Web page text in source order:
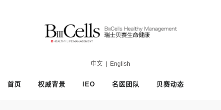
中文 English
首页 权威背景 IEO 名医团队 贝赛动态